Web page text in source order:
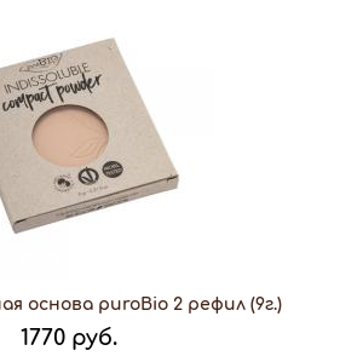
основа puroBio 2 рефил (9г.)
1770 руб.